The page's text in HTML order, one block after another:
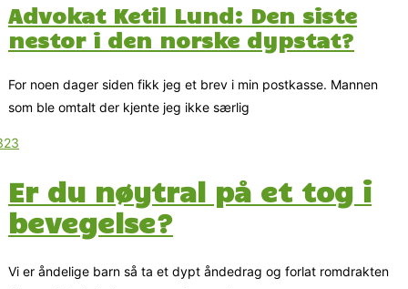
Advokat Ketil Lund: Den siste
nestor i den norske dypstat?
For noen dager siden fikk jeg et brev i min postkasse. Mannen
som ble omtalt der kjente jeg ikke særlig
Er du nøytral på et tog i
bevegelse?
Vi er åndelige barn så ta et dypt åndedrag og forlat romdrakten